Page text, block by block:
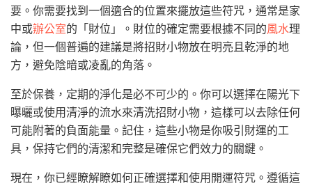
要。你需要找到一個適合的位置來擺放這些符咒，通常是家
中或辦公室的「財位」。財位的確定需要根據不同的風水理
論，但一個普遍的建議是將招財小物放在明亮且乾淨的地
方，避免陰暗或凌亂的角落。
至於保養，定期的淨化是必不可少的。你可以選擇在陽光下
曝曬或使用清淨的流水來清洗招財小物，這樣可以去除任何
可能附著的負面能量。記住，這些小物是你吸引財運的工
具，保持它們的清潔和完整是確保它們效力的關鍵。
現在，你已經瞭解瞭如何正確選擇和使用開運符咒。遵循這